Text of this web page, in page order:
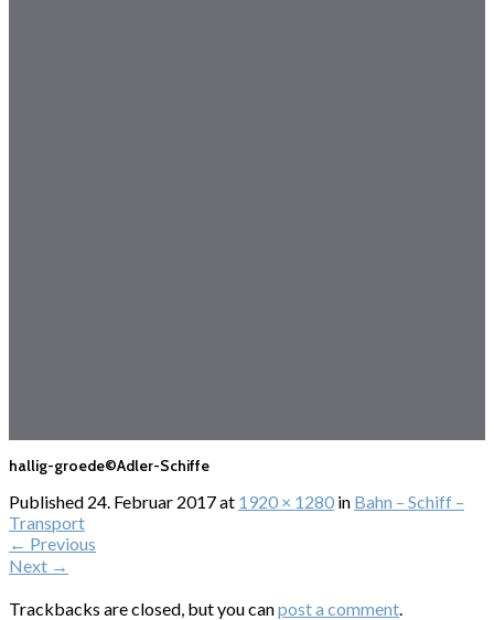
hallig-groede©Adler-Schiffe
Published 24. Februar 2017at 1920 × 1280 in Bahn – Schiff –
Transport
← Previous
Next →
Trackbacks are closed, but you canpost a comment.